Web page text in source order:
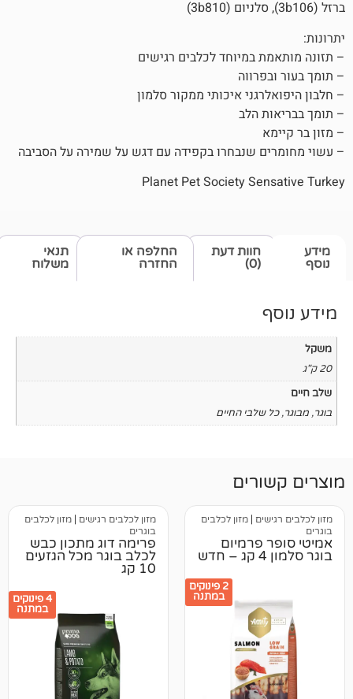
במיוחד לכלבים רגישים
איכותי ממקור סלמון
הלב
שנבחרו בקפידה עם דגש על שמירה על הסביבה
Planet Pet Society
תנאי
משלוח
חוות דעת
החלפה או
החזרה
החיים
מזון לכלבים
פרמיום
מזון לכלבים רגישים
מזון לכלבים
פרימה דוג מתכון כבש
לכלב בוגר מכל הגזעים